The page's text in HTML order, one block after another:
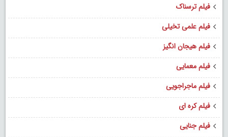
فیلم ترسناک
فیلم علمی تخیلی
فیلم هیجان انگیز
فیلم معمایی
فیلم ماجراجویی
فیلم کره ای
فیلم جنایی